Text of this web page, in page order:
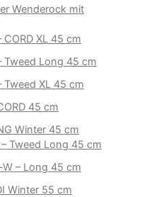
Wenderock mit
CORD XL 45 cm
Tweed Long 45 cm
Tweed XL 45 cm
45 cm
Winter 45 cm
Tweed Long 45 cm
– Long 45 cm
Winter 55 cm